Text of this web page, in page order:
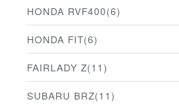
HONDA RVF400(6)
HONDA FIT(6)
FAIRLADY Z(11)
SUBARU BRZ(11)